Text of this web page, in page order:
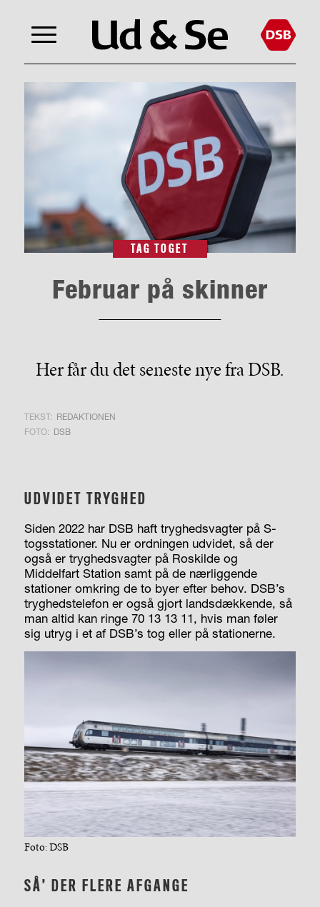
TAG TOGET
Februar på skinner
Her får du det seneste nye fra DSB.
TEKST: REDAKTIONEN
FOTO: DSB
UDVIDET TRYGHED
Siden 2022 har DSB haft tryghedsvagter på S-
togsstationer. Nu er ordningen udvidet, så der
også er tryghedsvagter på Roskilde og
Middelfart Station samt på de nærliggende
stationer omkring de to byer efter behov. DSB’s
tryghedstelefon er også gjort landsdækkende, så
man altid kan ringe 70 13 13 11, hvis man føler
sig utryg i et af DSB’s tog eller på stationerne.
Foto: DSB
SÅ’ DER FLERE AFGANGE